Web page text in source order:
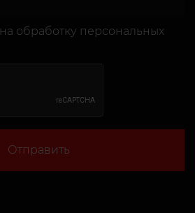
на обработку персональных
Отправить